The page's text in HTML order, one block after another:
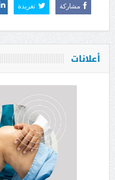
مشاركة تغريدة
أعلانات